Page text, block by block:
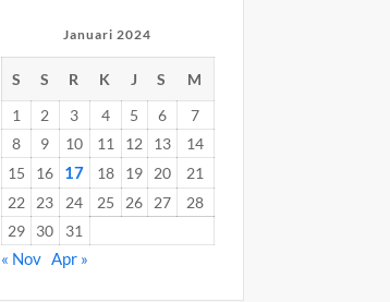
Januari 2024
S S R K J S
M
1
2 3 4 5 6
7
8
9 10 11 12 13
14
15
16 17 18 19 20
21
22
23 24 25 26 27
28
29
30 31
« Nov Apr »